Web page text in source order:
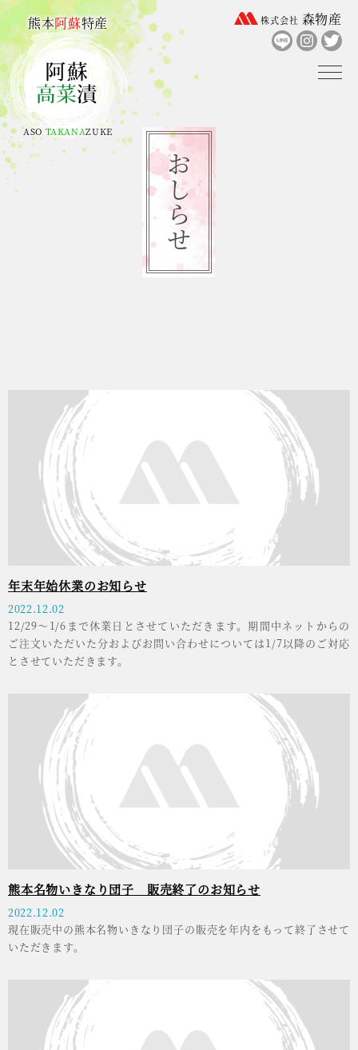
熊本阿蘇特産
ASOTAKANAZUKE
株式会社 森物産
おしらせ
年末年始休業のお知らせ
2022.12.02
12/29～1/6まで休業日とさせていただきます。期間中ネットからの
ご注文いただいた分およびお問い合わせについては1/7以降のご対応
とさせていただきます。
熊本名物いきなり団子 販売終了のお知らせ
2022.12.02
現在販売中の熊本名物いきなり団子の販売を年内をもって終了させて
いただきます。